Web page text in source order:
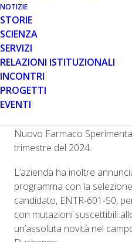
NOTIZIE
STORIE
SCIENZA
SERVIZI
RELAZIONI ISTITUZIONALI
INCONTRI
PROGETTI
EVENTI
trattamento di pazienti con
skipping dell’esone 44. Si
nel Regno Unito, che mira a
tollerabilità di una singola
volontari sani di sesso
valuterà anche la
skipping nel muscolo
presentare i risultati dello
Nuovo Farmaco
trimestre del 2024.
L’azienda ha inoltre
programma con la
candidato, ENTR-601-50,
con mutazioni suscettibili
un’assoluta novità nel